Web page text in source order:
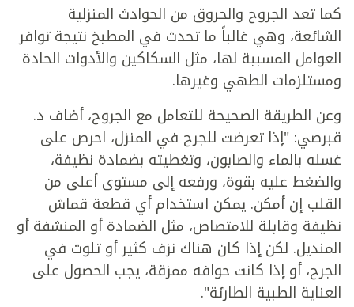
كما تعد الجروح والحروق من الحوادث المنزلية
الشائعة، وهي غالباً ما تحدث في المطبخ نتيجة توافر
العوامل المسببة لها، مثل السكاكين والأدوات الحادة
ومستلزمات الطهي وغيرها.
وعن الطريقة الصحيحة للتعامل مع الجروح، أضاف د.
قبرصي: "إذا تعرضت للجرح في المنزل، احرص على
غسله بالماء والصابون، وتغطيته بضمادة نظيفة،
والضغط عليه بقوة، ورفعه إلى مستوى أعلى من
القلب إن أمكن. يمكن استخدام أي قطعة قماش
نظيفة وقابلة للامتصاص، مثل الضمادة أو المنشفة أو
المنديل. لكن إذا كان هناك نزف كثير أو تلوث في
الجرح، أو إذا كانت حوافه ممزقة، يجب الحصول على
العناية الطبية الطارئة".